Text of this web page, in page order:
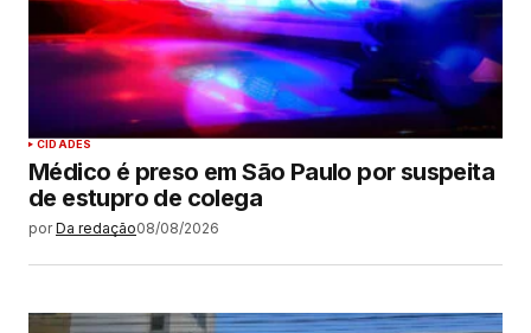
CIDADES
Médico é preso em São Paulo por suspeita
de estupro de colega
por Da redação08/08/2026